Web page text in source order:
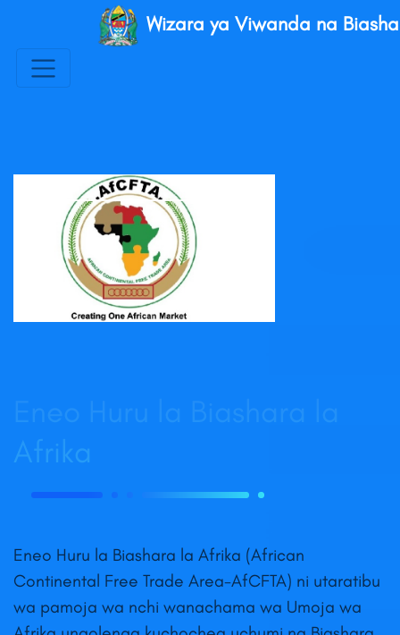
Wizara ya Viwanda na
Afrika
Eneo Huru la Biashara la Afrika (African
Continental Free Trade Area-AfCFTA) ni utaratibu
wa pamoja wa nchi wanachama wa Umoja wa